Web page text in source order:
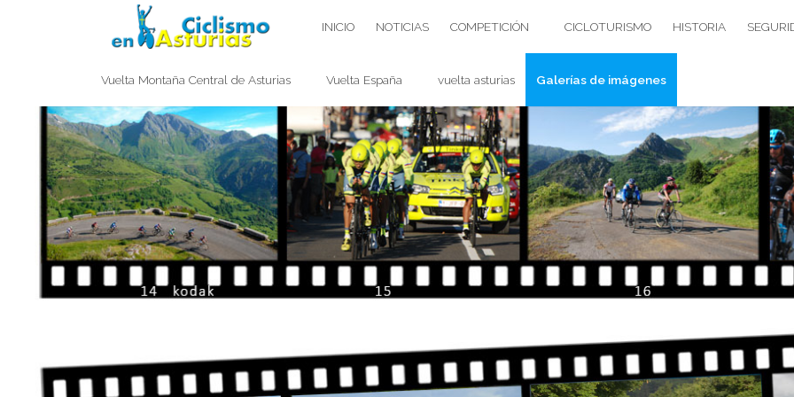
CICLISMO EN ASTURIAS INICIO NOTICIAS COMPETICIÓN CICLOTURISMO HISTORIA
Vuelta Montaña Central de Asturias Vuelta España vuelta asturias Galerías de imágenes